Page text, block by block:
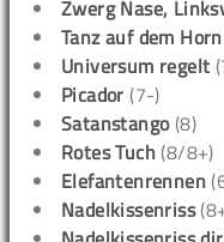
Zwerg Nase,
Tanz auf dem Horn
Universum regelt
Picador (7-)
Satanstango(8)
Rotes Tuch (8/8+)
Elefantenrennen
Nadelkissenriss